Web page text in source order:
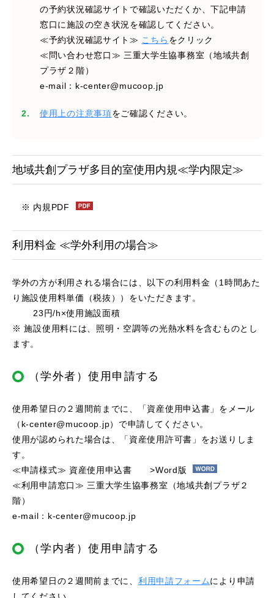
の予約状況確認サイトで確認いただくか、下記申請
窓口に施設の空き状況を確認してください。
≪予約状況確認サイト≫ こちら をクリック
≪問い合わせ窓口≫ 三重大学生協事務室（地域共創
プラザ２階）
e-mail：k-center@mucoop.jp
使用上の注意事項をご確認ください。
地域共創プラザ多目的室使用内規≪学内限定≫
※ 内規PDF
利用料金 ≪学外利用の場合≫
学外の方が利用される場合には、以下の利用料金（1時間あた
り施設使用料単価（税抜））をいただきます。
23円/h×使用施設面積
※ 施設使用料には、照明・空調等の光熱水料を含むものとし
ます。
（学外者）使用申請する
使用希望日の２週間前までに、「資産使用申込書」をメール
（k-center@mucoop.jp）で申請してください。
使用が認められた場合は、「資産使用許可書」をお送りしま
す。
≪申請様式≫ 資産使用申込書>Word版
≪利用申請窓口≫ 三重大学生協事務室（地域共創プラザ２
階）
e-mail：k-center@mucoop.jp
（学内者）使用申請する
使用希望日の２週間前までに、 利用申請フォームにより申請